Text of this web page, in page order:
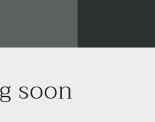
soon